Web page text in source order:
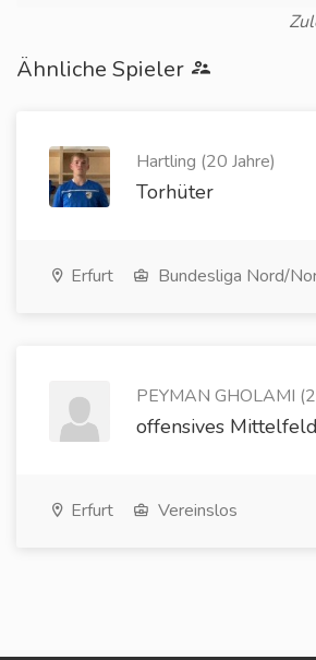
Ähnliche Spieler
Hartling (20 Jahre)
Torhüter
Erfurt Bundesliga Nord/
PEYMAN GHOLAMI
offensives Mittelfeld
Erfurt Vereinslos